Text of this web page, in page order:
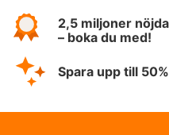
2,5 miljoner
– boka du med!
Spara upp till